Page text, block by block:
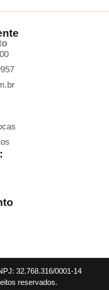
32.768.316/0001-14
reservados.